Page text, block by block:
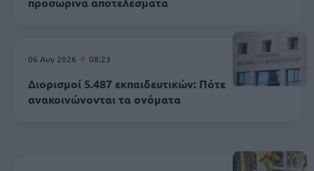
06 Αυγ 2026 08:23
Διορισμοί 5.487 εκπαιδευτικών: Πότε
ανακοινώνονται τα ονόματα